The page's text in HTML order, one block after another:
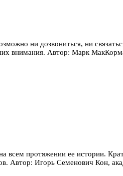
ни дозвониться, ни
внимания. Автор: Марк
всем протяжении ее истории.
Автор: Игорь Ceмeнoвич Кон,